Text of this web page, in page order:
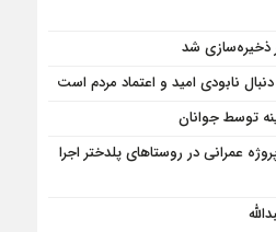
نابودی امید و اعتماد مردم است
توسط جوانان
مرکزی پلدختر:۳۵ پروژه عمرانی در روستاهای پلدختر اجرا